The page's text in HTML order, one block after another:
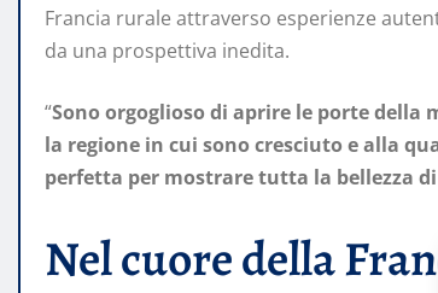
Francia rurale attraverso esperienze
da una prospettiva inedita.
“Sono orgoglioso di aprire le porte della
la regione in cui sono cresciuto e alla
perfetta per mostrare tutta la bellezza
Nel cuore della